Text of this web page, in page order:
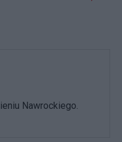
Nawrockiego.